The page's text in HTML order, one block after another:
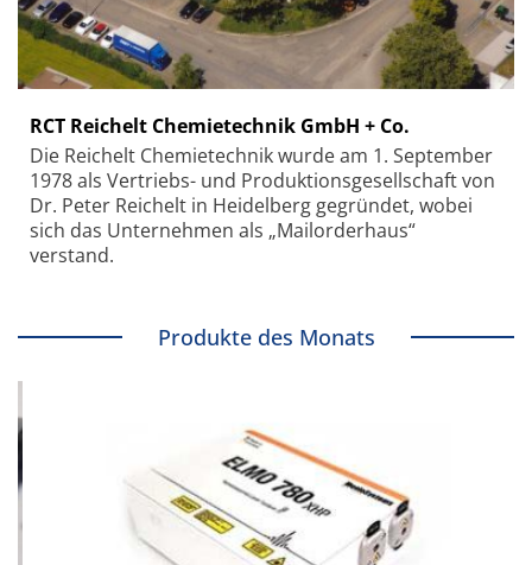
RCT Reichelt Chemietechnik GmbH + Co.
Die Reichelt Chemietechnik wurde am 1. September
1978 als Vertriebs- und Produktionsgesellschaft von
Dr. Peter Reichelt in Heidelberg gegründet, wobei
sich das Unternehmen als „Mailorderhaus“
verstand.
Produkte des Monats